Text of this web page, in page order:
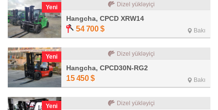
Yeni Dizel yükləyiçi
Hangcha, CPCD XRW14
54 700 $ Bakı
Yeni Dizel yükləyiçi
Hangcha, CPCD30N-RG2
15 450 $ Bakı
Yeni Dizel yükləyiçi